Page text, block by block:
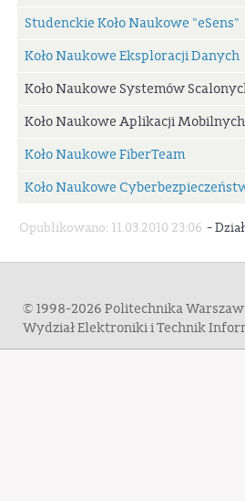
Studenckie Koło Naukowe "eSens"
Koło Naukowe Eksploracji Danych
Koło Naukowe Systemów
Koło Naukowe Aplikacji Mobilnych
Koło Naukowe FiberTeam
Koło Naukowe
Opublikowano: 11.03.2010 23:06 -
© 1998-2026 Politechnika
Wydział Elektroniki i Technik